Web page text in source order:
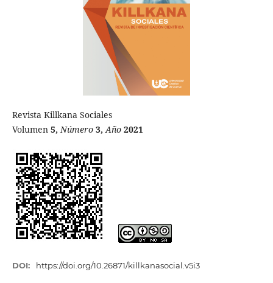
Revista Killkana Sociales
Volumen 5,Número 3,Año 2021
DOI: https://doi.org/10.26871/killkanasocial.v5i3